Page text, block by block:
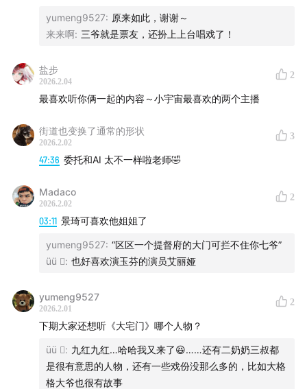
yumeng9527: 原来如此，谢谢～
来来啊: 三爷就是票友，还扮上上台唱戏了！
盐步
2026.2.04
2
最喜欢听你俩一起的内容～小宇宙最喜欢的两个主播
街道也变换了通常的形状
2026.2.02
3
47:36 委托和AI 太不一样啦老师🤣
Madaco
2026.2.02
2
03:11 景琦可喜欢他姐姐了
yumeng9527: “区区一个提督府的大门可拦不住你七爷”
üü : 也好喜欢演玉芬的演员艾丽娅
yumeng9527
2026.2.01
2
下期大家还想听《大宅门》哪个人物？
üü : 九红九红…哈哈我又来了😆……还有二奶奶三叔都
是很有意思的人物，还有一些戏份没那么多的，比如大格
格大爷也很有故事